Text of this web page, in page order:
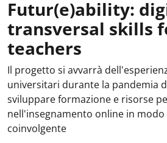
Futur(e)ability:
transversal skills
teachers
Il progetto si avvarrà
universitari durante la pandemia
sviluppare formazione e risorse
nell'insegnamento online in
coinvolgente